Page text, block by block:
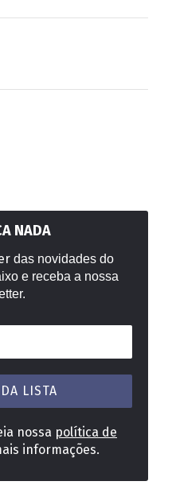
NADA
das novidades do
e receba a nossa
nossa política de
informações.